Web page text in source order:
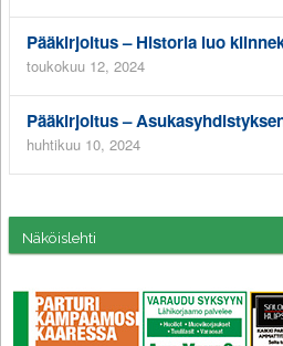
Pääkirjoitus – Historia luo
toukokuu 12, 2024
Pääkirjoitus –
huhtikuu 10, 2024
Näköislehti